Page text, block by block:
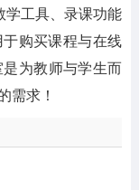
学工具、录课功能
购买课程与在线
为教师与学生而
需求！